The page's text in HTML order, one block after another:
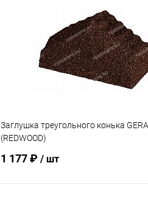
Купить в 1 клик
В избранное Под
Заглушка треугольного конька
(REDWOOD)
1 177 ₽ / шт